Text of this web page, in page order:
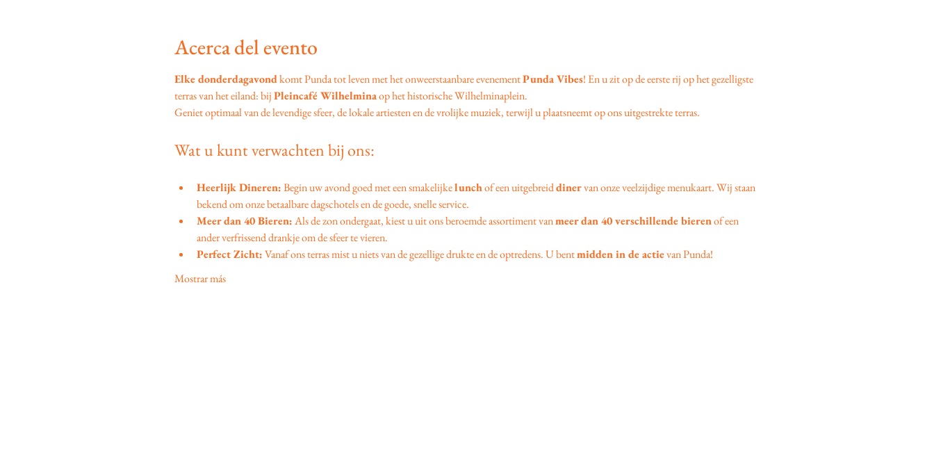
Acerca del evento
Elke donderdagavond komt Punda tot leven met het onweerstaanbare evenement Punda Vibes! En u zit op de eerste rij op het gezelligste
terras van het eiland: bij Pleincafé Wilhelmina op het historische Wilhelminaplein.
Geniet optimaal van de levendige sfeer, de lokale artiesten en de vrolijke muziek, terwijl u plaatsneemt op ons uitgestrekte terras.
Wat u kunt verwachten bij ons:
Heerlijk Dineren: Begin uw avond goed met een smakelijke lunch of een uitgebreid diner van onze veelzijdige menukaart. Wij staan
bekend om onze betaalbare dagschotels en de goede, snelle service.
Meer dan 40 Bieren: Als de zon ondergaat, kiest u uit ons beroemde assortiment van meer dan 40 verschillende bieren of een
ander verfrissend drankje om de sfeer te vieren.
Perfect Zicht: Vanaf ons terras mist u niets van de gezellige drukte en de optredens. U bent midden in de actie van Punda!
Mostrar más